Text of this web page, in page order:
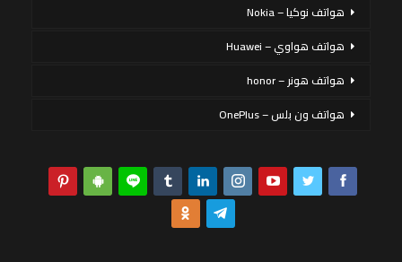
هواتف نوكيا – Nokia
هواتف هواوي – Huawei
هواتف هونر – honor
هواتف ون بلس – OnePlus